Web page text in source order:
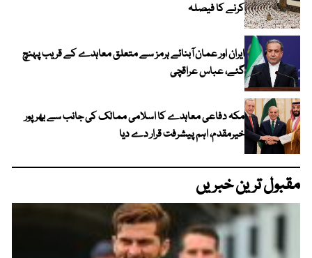
کرنے کا فیصلہ
ایران اور عمان آبنائے ہرمز سے متعلق معاہدے کے قریب پہنچ
گئے، عباس عراقچی
مکہ دفاعی معاہدے کا اسلامی ممالک کی جانب سے بھرپور
خیرمقدم، اہم پیشرفت قرار دے دیا
مقبول ترین خبریں